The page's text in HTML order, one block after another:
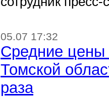
05.07 17:32
Средние цены
Томской
раза